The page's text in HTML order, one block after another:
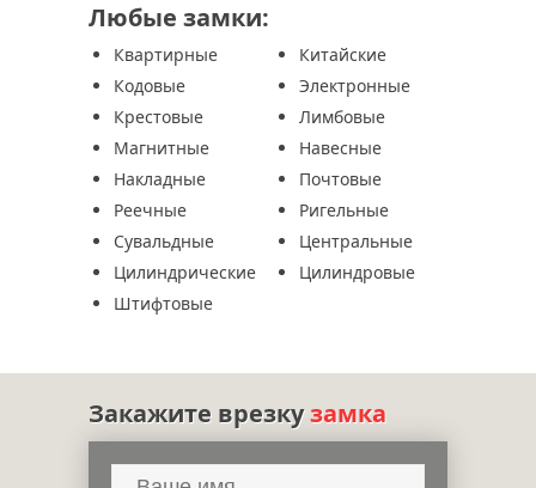
Любые замки:
Квартирные
Китайские
Кодовые
Электронные
Крестовые
Лимбовые
Магнитные
Навесные
Накладные
Почтовые
Реечные
Ригельные
Сувальдные
Центральные
Цилиндрические
Цилиндровые
Штифтовые
Закажите врезкузамка